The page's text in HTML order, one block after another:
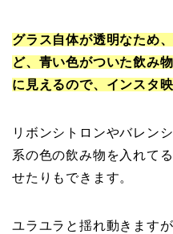
グラス自体が透明なため
ど、青い色がついた飲み
に見えるので、インスタ
リボンシトロンやバレン
系の色の飲み物を入れて
せたりもできます。
ユラユラと揺れ動きます